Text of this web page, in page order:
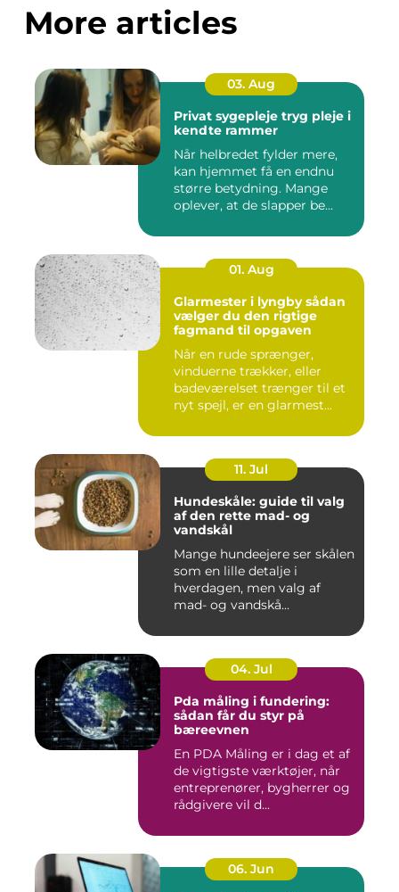
More articles
03. Aug
Privat sygepleje tryg pleje i
kendte rammer
Når helbredet fylder mere,
kan hjemmet få en endnu
større betydning. Mange
oplever, at de slapper be...
01. Aug
Glarmester i lyngby sådan
vælger du den rigtige
fagmand til opgaven
Når en rude sprænger,
vinduerne trækker, eller
badeværelset trænger til et
nyt spejl, er en glarmest...
11. Jul
Hundeskåle: guide til valg
af den rette mad- og
vandskål
Mange hundeejere ser skålen
som en lille detalje i
hverdagen, men valg af
mad- og vandskå...
04. Jul
Pda måling i fundering:
sådan får du styr på
bæreevnen
En PDA Måling er i dag et af
de vigtigste værktøjer, når
entreprenører, bygherrer og
rådgivere vil d...
06. Jun